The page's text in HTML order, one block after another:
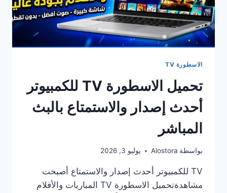
الاسطورة TV
تحميل الاسطورة TV للكمبيوتر
أحدث إصدار والاستمتاع بالبث
المباشر
بواسطة Alostora يوليو 3, 2026
TV للكمبيوتر أحدث إصدار والاستمتاع أصبحت
مشاهدةتحميل الاسطورة TV المباريات والأفلام